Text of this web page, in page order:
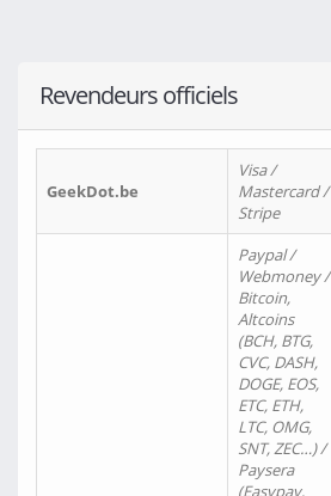
Revendeurs officiels
GeekDot.be
Visa /
Mastercard /
Stripe
Paypal /
Webmoney /
Bitcoin,
Altcoins
(BCH, BTG,
CVC, DASH,
DOGE, EOS,
ETC, ETH,
LTC, OMG,
SNT, ZEC…) /
Paysera
(Easypay,